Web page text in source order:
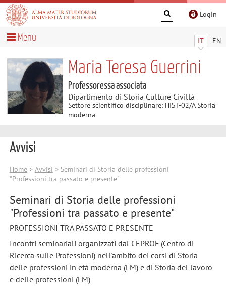
Login
IT EN
Menu
Maria Teresa Guerrini
Professoressa associata
Dipartimento di Storia Culture Civiltà
Settore scientifico disciplinare: HIST-02/A Storia
moderna
Avvisi
Home> Avvisi > Seminari di Storia delle professioni
"Professioni tra passato e presente"
Seminari di Storia delle professioni
"Professioni tra passato e presente"
PROFESSIONI TRA PASSATO E PRESENTE
Incontri seminariali organizzati dal CEPROF (Centro di
Ricerca sulle Professioni) nell'ambito dei corsi di Storia
delle professioni in età moderna (LM) e di Storia del lavoro
e delle professioni (LM)